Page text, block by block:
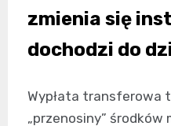
zmienia się
dochodzi do
Wypłata transferowa
„przenosiny” środków